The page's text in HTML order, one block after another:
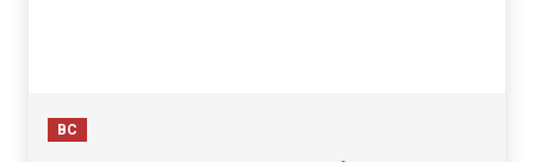
BC